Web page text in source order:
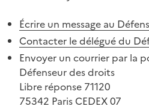
Écrire un message au
Contacter le délégué du
Envoyer un courrier par la
Défenseur des droits
Libre réponse 71120
75342 Paris CEDEX 07